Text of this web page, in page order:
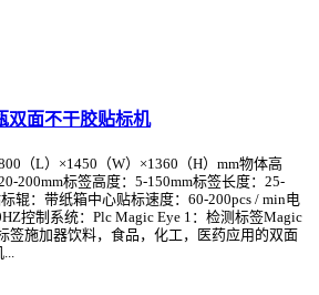
双面不干胶贴标机
（L）×1450（W）×1360（H）mm物体高
200mm标签高度：5-150mm标签长度：25-
辊：带纸箱中心贴标速度：60-200pcs / min电
控制系统：Plc Magic Eye 1：检测标签Magic
签施加器饮料，食品，化工，医药应用的双面